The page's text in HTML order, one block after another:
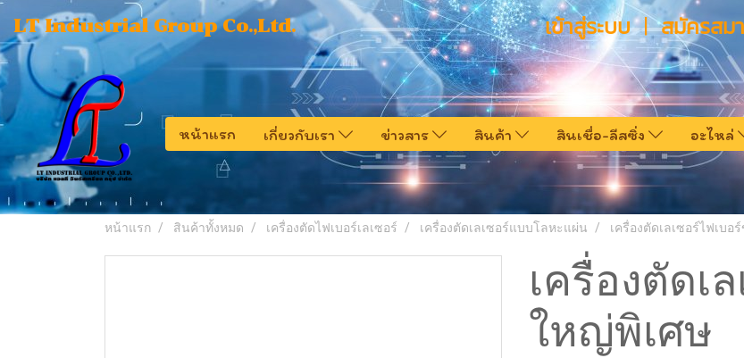
LT Industrial Group Co.,Ltd. เข้าสู่ระบบ สมัครสม
หน้าแรก เกี่ยวกับเรา ข่าวสาร สินค้า สินเชื่อ-ลีสซิ่ง อะไหล่
หน้าแรก สินค้าทั้งหมด เครื่องตัดไฟเบอร์เลเซอร์ เครื่องตัดเลเซอร์แบบโลหะแผ่น เครื่องตัดเลเซอร์ไฟเบ
เครื่องตัดเ
ใหญ่พิเศษ